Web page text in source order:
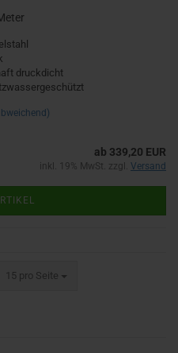
druckdicht
ab 339,20 EUR
inkl. 19% MwSt. zzgl. Versand
15 pro Seite
pro Seite